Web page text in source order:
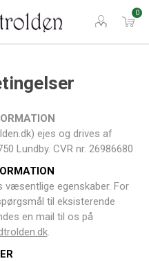
0
ejes og drives af
Lundby. CVR nr. 26986680
væsentlige egenskaber. For
til eksisterende
en mail til os på
.